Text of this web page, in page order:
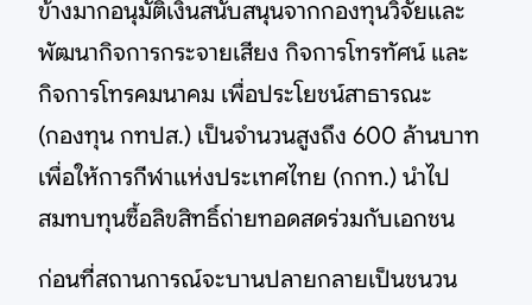
ข้างมากอนุมัติเงินสนับสนุนจากกองทุนวิจัยและ
พัฒนากิจการกระจายเสียง กิจการโทรทัศน์ และ
กิจการโทรคมนาคม เพื่อประโยชน์สาธารณะ
(กองทุน กทปส.) เป็นจำนวนสูงถึง 600 ล้านบาท
เพื่อให้การกีฬาแห่งประเทศไทย (กกท.) นำไป
สมทบทุนซื้อลิขสิทธิ์ถ่ายทอดสดร่วมกับเอกชน
ก่อนที่สถานการณ์จะบานปลายกลายเป็นชนวน